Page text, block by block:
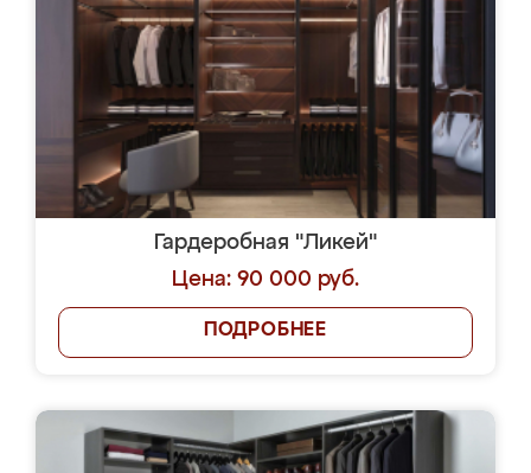
Гардеробная "Ликей"
Цена: 90 000 руб.
ПОДРОБНЕЕ